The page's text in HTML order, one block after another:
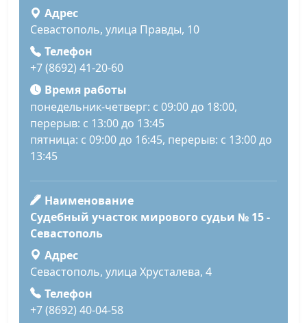
Адрес
Севастополь, улица Правды, 10
Телефон
+7 (8692) 41-20-60
Время работы
понедельник-четверг: с 09:00 до 18:00,
перерыв: с 13:00 до 13:45
пятница: с 09:00 до 16:45, перерыв: с 13:00 до
13:45
Наименование
Судебный участок мирового судьи № 15 -
Севастополь
Адрес
Севастополь, улица Хрусталева, 4
Телефон
+7 (8692) 40-04-58